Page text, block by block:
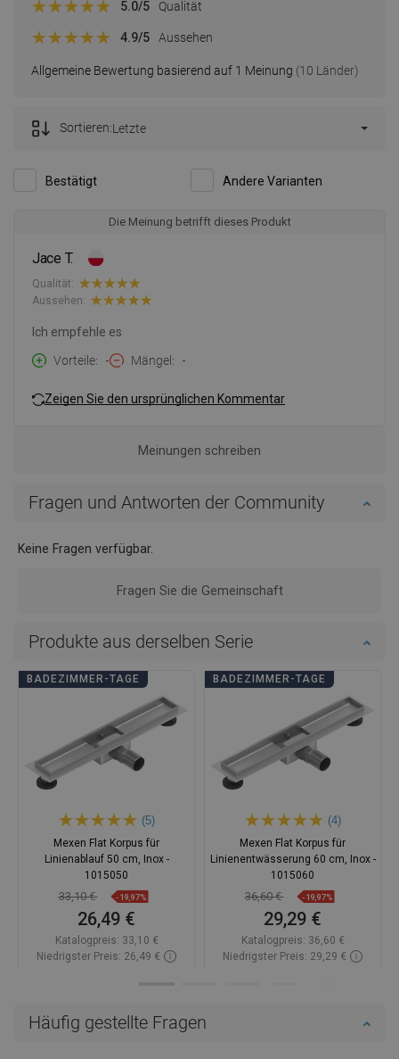
Häufig gestellte Fragen
Allgemeine Bewertung basierend auf 1 Meinung (10 Länder)
5.0/5 Qualität
4.9/5 Aussehen
Bestätigt Andere Varianten
Sortieren:Letzte
Die Meinung betrifft dieses Produkt
Jace T.
Qualität:
Aussehen:
Ich empfehle es
Vorteile
- Mängel -
Zeigen Sie den ursprünglichen Kommentar
Meinungen schreiben
Fragen und Antworten der Community
Keine Fragen verfügbar.
Fragen Sie die Gemeinschaft
Produkte aus derselben Serie
BADEZIMMER-TAGE
(5)
Mexen Flat Korpus für
Linienablauf 50 cm, Inox -
1015050
33,10 € -19,97%
26,49 €
Katalogpreis: 33,10 €
Niedrigster Preis: 26,49 €
BADEZIMMER-TAGE
(4)
Mexen Flat Korpus für
Linienentwässerung 60 cm, Inox -
1015060
36,60 € -19,97%
29,29 €
Katalogpreis: 36,60 €
Niedrigster Preis: 29,29 €